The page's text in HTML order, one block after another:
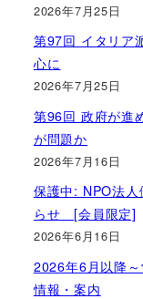
2026年7月25日
第97回 イタリア
心に
2026年7月25日
第96回 政府が進
が問題か
2026年7月16日
保護中: NPO法
らせ [会員限定]
2026年6月16日
2026年6月以降
情報・案内